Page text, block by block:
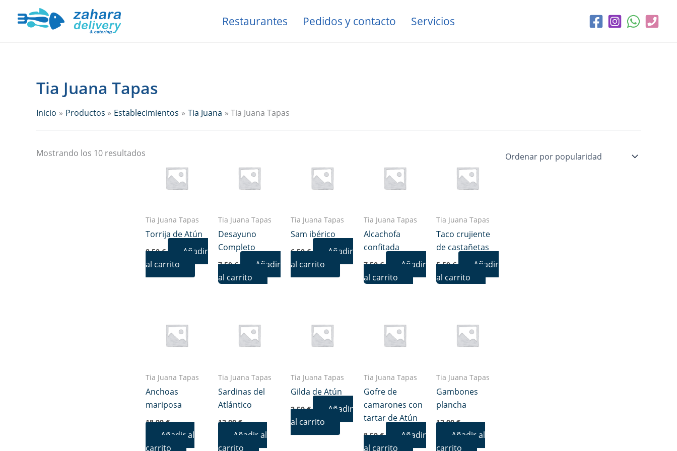
Restaurantes Pedidos y contacto Servicios
Tia Juana Tapas
Inicio Productos Establecimientos Tia Juana Tia Juana Tapas
Mostrando los 10 resultados
Tia Juana Tapas
Torrija de Atún
8,50€
Añadir
al carrito
Tia Juana Tapas
Desayuno
Completo
7,50€
Añadir
al carrito
Tia Juana Tapas
Sam ibérico
6,50€
Añadir
al carrito
Tia Juana Tapas
Alcachofa
confitada
7,50€
Añadir
al carrito
Tia Juana Tapas
Taco crujiente
de castañetas
5,50€
Añadir
al carrito
Tia Juana Tapas
Anchoas
mariposa
18,00€
Añadir al
carrito
Tia Juana Tapas
Sardinas del
Atlántico
12,00€
Añadir al
carrito
Tia Juana Tapas
Gilda de Atún
2,50€
Añadir
al carrito
Tia Juana Tapas
Gofre de
camarones con
tartar de Atún
8,50€
Añadir
al carrito
Tia Juana Tapas
Gambones
plancha
12,00€
Añadir al
carrito